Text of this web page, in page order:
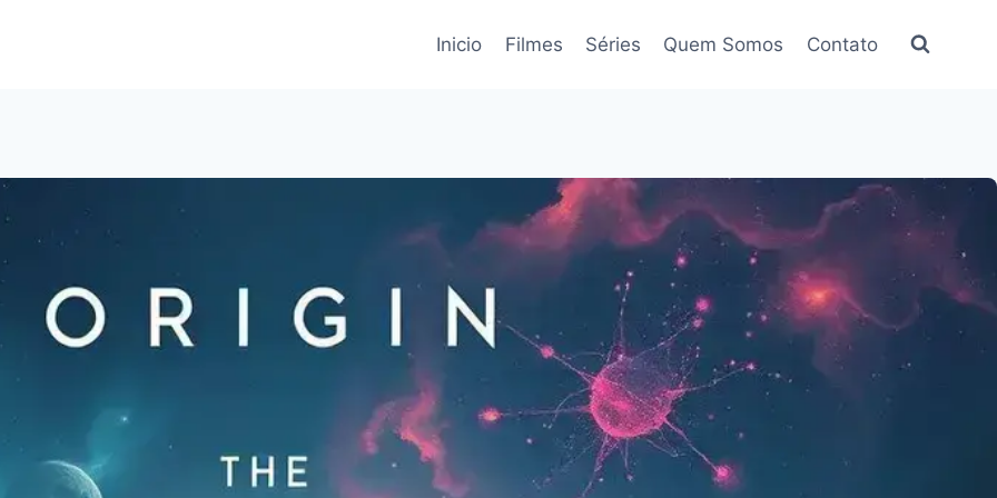
Inicio Filmes Séries Quem Somos Contato